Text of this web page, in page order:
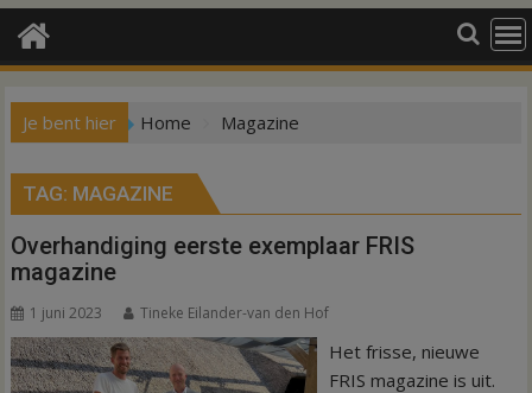
Je bent hier Home Magazine
TAG: MAGAZINE
Overhandiging eerste exemplaar FRIS
magazine
1 juni 2023 Tineke Eilander-van den Hof
Het frisse, nieuwe
FRIS magazine is uit.